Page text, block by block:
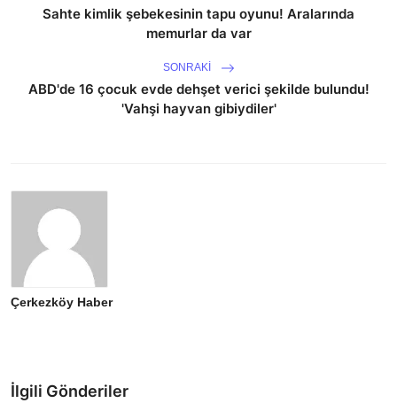
Sahte kimlik şebekesinin tapu oyunu! Aralarında
memurlar da var
SONRAKI
ABD'de 16 çocuk evde dehşet verici şekilde bulundu!
'Vahşi hayvan gibiydiler'
Çerkezköy Haber
İlgili Gönderiler